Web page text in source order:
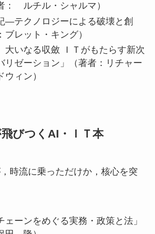
： ルチル・シャルマ）
―テクノロジーによる破壊と創
ブレット・キング）
大いなる収斂 ＩＴがもたらす新次
リゼーション」（著者：リチャー
ウィン）
びつくAI・ＩＴ本
時流に乗っただけか，核心を突
ェーンをめぐる実務・政策と法」